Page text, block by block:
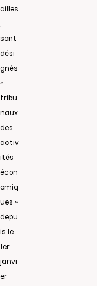
ailles
sont
dési
gnés
«
tribu
naux
des
activ
ités
écon
omiq
ues »
depu
is le
1er
janvi
er